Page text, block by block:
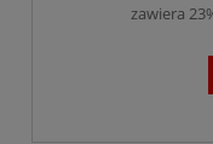
zawiera